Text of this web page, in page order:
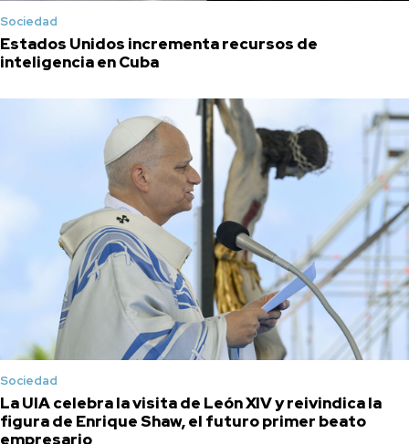
Sociedad
Estados Unidos incrementa recursos de
inteligencia en Cuba
Sociedad
La UIA celebra la visita de León XIV y reivindica la
figura de Enrique Shaw, el futuro primer beato
empresario